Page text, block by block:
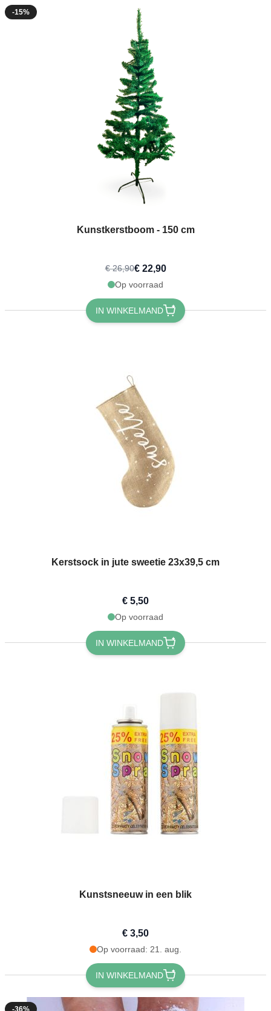
-15%
Kunstkerstboom - 150 cm
€ 26,90€ 22,90
Op voorraad
IN WINKELMAND
Kerstsock in jute sweetie 23x39,5 cm
€ 5,50
Op voorraad
IN WINKELMAND
Kunstsneeuw in een blik
€ 3,50
Op voorraad: 21. aug.
IN WINKELMAND
-36%